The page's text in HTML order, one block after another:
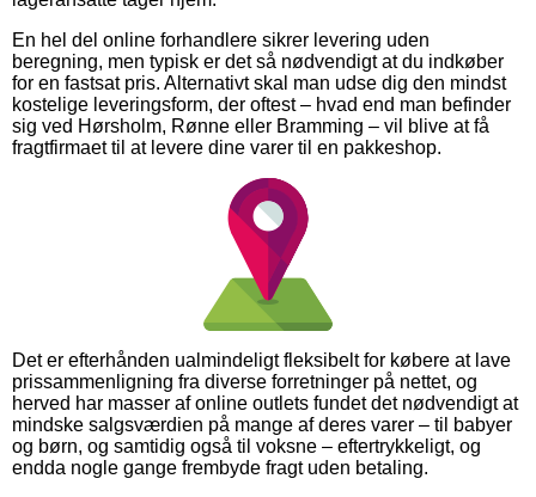
En hel del online forhandlere sikrer levering uden
beregning, men typisk er det så nødvendigt at du indkøber
for en fastsat pris. Alternativt skal man udse dig den mindst
kostelige leveringsform, der oftest – hvad end man befinder
sig ved Hørsholm, Rønne eller Bramming – vil blive at få
fragtfirmaet til at levere dine varer til en pakkeshop.
Det er efterhånden ualmindeligt fleksibelt for købere at lave
prissammenligning fra diverse forretninger på nettet, og
herved har masser af online outlets fundet det nødvendigt at
mindske salgsværdien på mange af deres varer – til babyer
og børn, og samtidig også til voksne – eftertrykkeligt, og
endda nogle gange frembyde fragt uden betaling.